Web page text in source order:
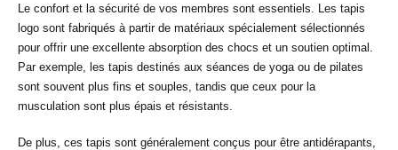
Le confort et la sécurité de vos membres sont essentiels. Les tapis
logo sont fabriqués à partir de matériaux spécialement sélectionnés
pour offrir une excellente absorption des chocs et un soutien optimal.
Par exemple, les tapis destinés aux séances de yoga ou de pilates
sont souvent plus fins et souples, tandis que ceux pour la
musculation sont plus épais et résistants.
De plus, ces tapis sont généralement conçus pour être antidérapants,